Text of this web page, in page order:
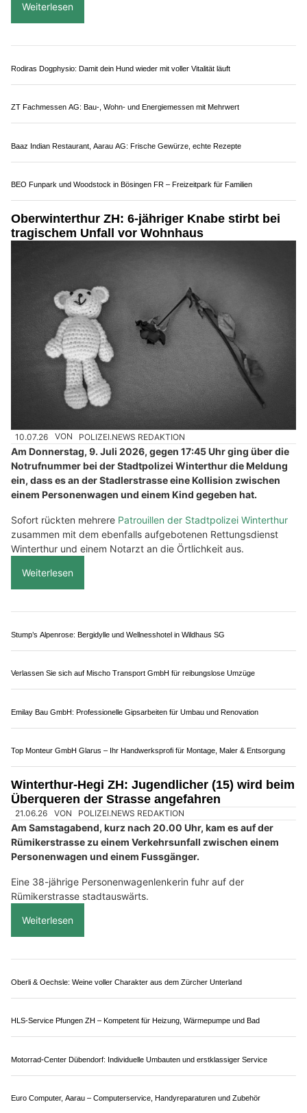
Weiterlesen
Baaz Indian Restaurant, Aarau AG: Frische Gewürze, echte Rezepte
Oberwinterthur ZH: 6-jähriger Knabe stirbt bei
tragischem Unfall vor Wohnhaus
VON POLIZEI.NEWS REDAKTION
Am Donnerstag, 9. Juli 2026, gegen 17:45 Uhr ging über die
Notrufnummer bei der Stadtpolizei Winterthur die Meldung
ein, dass es an der Stadlerstrasse eine Kollision zwischen
einem Personenwagen und einem Kind gegeben hat.
Sofort rückten mehrerePatrouillen der Stadtpolizei Winterthur
Winterthur und einem Notarzt an die Örtlichkeit aus.
Stump’s Alpenrose: Bergidylle und Wellnesshotel in Wildhaus SG
Verlassen Sie sich auf Mischo Transport GmbH für reibungslose Umzüge
Top Monteur GmbH Glarus – Ihr Handwerksprofi für Montage, Maler & Entsorgung
Überqueren der Strasse angefahren
21.06.26 VON POLIZEI.NEWS REDAKTION
Personenwagen und einem Fussgänger.
Rümikerstrasse stadtauswärts.